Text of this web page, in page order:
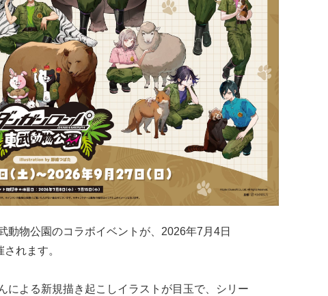
動物公園のコラボイベントが、2026年7月4日
れます。
による新規描き起こしイラストが目玉で、シリー